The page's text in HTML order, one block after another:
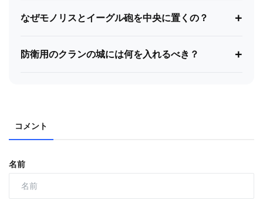
なぜモノリスとイーグル砲を中央に置くの？ +
防衛用のクランの城には何を入れるべき？ +
コメント
名前